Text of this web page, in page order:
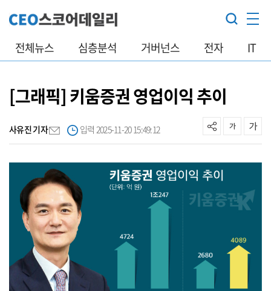
전체뉴스 심층분석 거버넌스 전자 IT
[그래픽] 키움증권 영업이익 추이
사유진 기자 입력 2025-11-20 15:49:12